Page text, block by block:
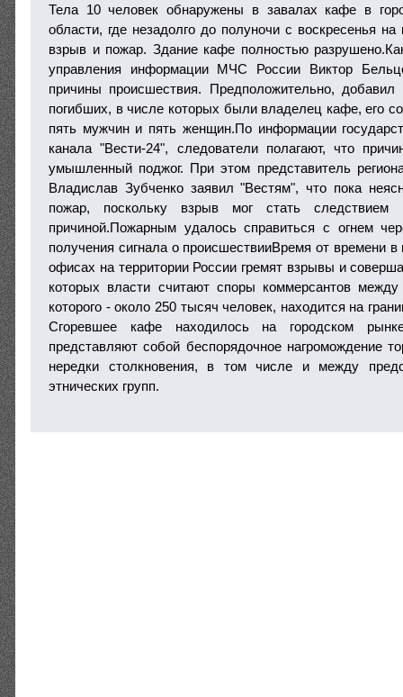
Тела 10 человек обнаружены в завалах кафе в
области, где незадолго до полуночи с воскресенья
взрыв и пожар. Здание кафе полностью
управления информации МЧС России Виктор
причины происшествия. Предположительно,
погибших, в числе которых были владелец кафе, его
пять мужчин и пять женщин.По информации
канала "Вести-24", следователи полагают, что
умышленный поджог. При этом представитель
Владислав Зубченко заявил "Вестям", что пока
пожар, поскольку взрыв мог стать следствием
причиной.Пожарным удалось справиться с огнем
получения сигнала о происшествииВремя от времени в
офисах на территории России гремят взрывы и
которых власти считают споры коммерсантов
которого - около 250 тысяч человек, находится на
Сгоревшее кафе находилось на городском
представляют собой беспорядочное нагромождение
нередки столкновения, в том числе и между
этнических групп.